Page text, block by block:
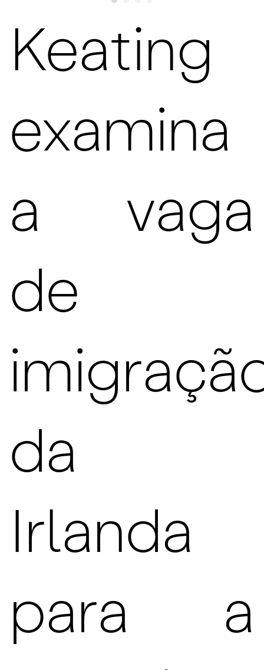
Keating
examina
a vaga
de
da
Irlanda
para a